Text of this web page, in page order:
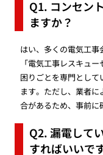
Q1. コンセン
ますか？
はい、多くの電気工
「電気工事レスキュ
困りごとを専門とし
ます。ただし、業者
合があるため、事前に
Q2. 漏電して
すればいいで